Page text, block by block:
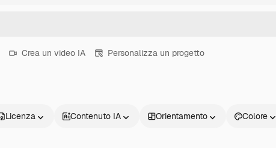
Crea un video IA Personalizza un progetto
Licenza Contenuto IA Orientamento Colore